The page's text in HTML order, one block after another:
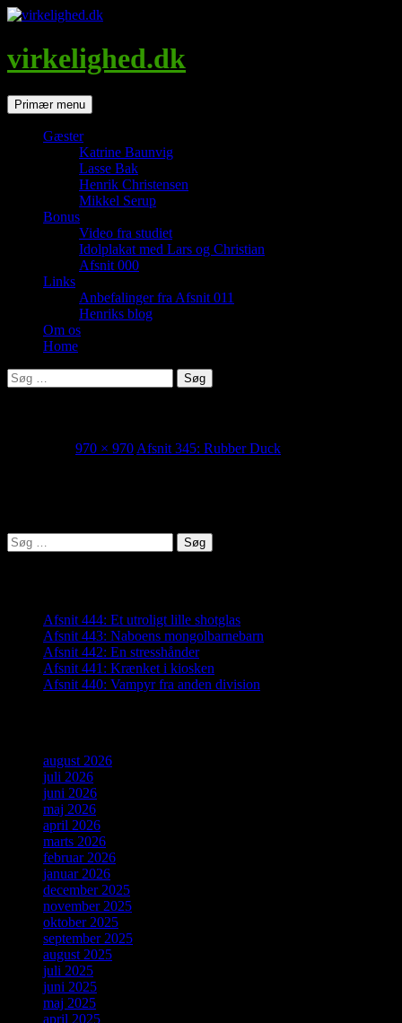
Hop
indhold
virkelighed.dk
SøgPrimær menu
Gæster
Katrine Baunvig
Lasse Bak
Henrik Christensen
Mikkel Serup
Bonus
Video fra studiet
Idolplakat med Lars og Christian
Afsnit 000
Links
Anbefalinger fra Afsnit 011
Henriks blog
Om os
Home
Søg
efter:
970 × 970 Afsnit 345: Rubber Duck
Søg
efter:
Afsnit 444: Et utroligt lille shotglas
Afsnit 443: Naboens mongolbarnebarn
Afsnit 442: En stresshånder
Afsnit 441: Krænket i kiosken
Afsnit 440: Vampyr fra anden division
august 2026
juli 2026
juni 2026
maj 2026
april 2026
marts 2026
februar 2026
januar 2026
december 2025
november 2025
oktober 2025
september 2025
august 2025
juli 2025
juni 2025
maj 2025
april 2025